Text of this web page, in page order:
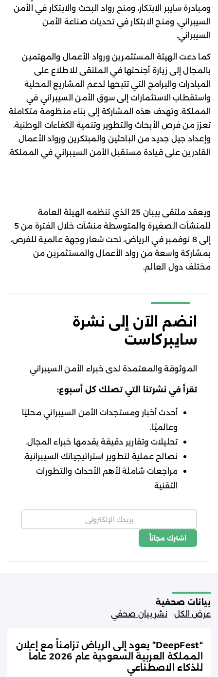
ومبادرة سايبر الابتكار، ومنح رواد البحث والابتكار في الأمن
السيبراني، ومنح الابتكار في تحديات صناعة الأمن
السيبراني.
كما دعت الهيئة المستثمرين ورواد الأعمال والمهتمين
بالمجال إلى زيارة أجنحتها في الملتقى للاطلاع على
المبادرات والبرامج التي تتيحها لدعم المشاريع المحلية
واستقطاب الاستثمارات إلى سوق الأمن السيبراني في
المملكة. وتهدف هذه المشاركة إلى بناء منظومة متكاملة
تعزز من فرص الأبحاث والتطوير وتنمية الكفاءات الوطنية،
وإعداد جيل جديد من الباحثين والمبتكرين ورواد الأعمال
القادرين على قيادة مستقبل الأمن السيبراني في المملكة.
ويعقد ملتقى بيبان 25 الذي تنظمه الهيئة العامة
للمنشآت الصغيرة والمتوسطة منشآت خلال الفترة من 5
إلى 8 نوفمبر في الرياض، تحت شعار وجهة عالمية للفرص،
بمشاركة واسعة من رواد الأعمال والمستثمرين من
مختلف دول العالم.
انضم الآن إلى نشرة
سايبركاست
الموثوقة والمعتمدة لدى خبراء الأمن السيبراني
تقرأ في نشرتنا التي تصلك كل أسبوع:
أحدث أخبار ومستجدات الأمن السيبراني محليًا
وعالميًا.
تحليلات وتقارير دقيقة يقدمها خبراء المجال.
نصائح عملية لتطوير استراتيجياتك السيبرانية.
مراجعات شاملة لأهم الأحداث والتطورات
التقنية
اشترك مجاناً
بيانات صحفية
عرض الكل
نشر بيان صحفي
“DeepFest” يعود إلى الرياض تزامناً مع إعلان
المملكة العربية السعودية عام 2026 عاماً
للذكاء الاصطناعي